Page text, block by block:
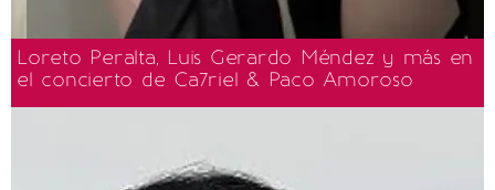
Loreto Peralta, Luis Gerardo Méndez y más en
el concierto de Ca7riel & Paco Amoroso